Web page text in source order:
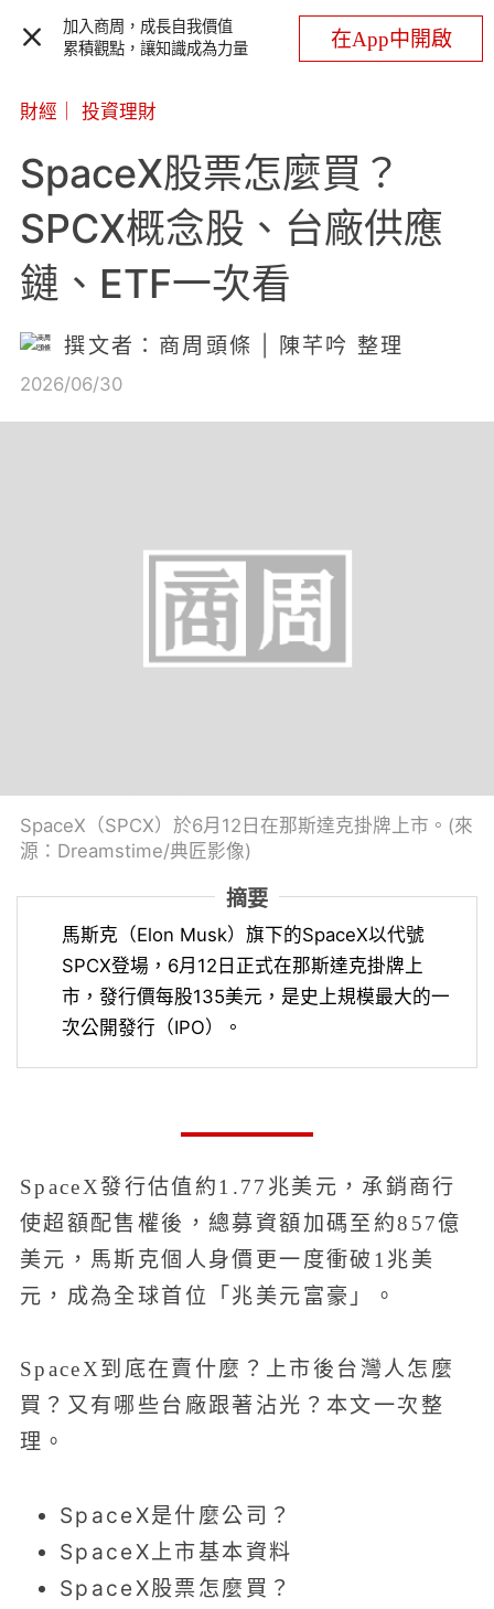
加入商周，成長自我價值
累積觀點，讓知識成為力量
在App中開啟
財經 投資理財
SpaceX股票怎麼買？
SPCX概念股、台廠供應
鏈、ETF一次看
撰文者：商周頭條 | 陳芊吟 整理
2026/06/30
SpaceX（SPCX）於6月12日在那斯達克掛牌上市。(來
源：Dreamstime/典匠影像)
摘要
馬斯克（Elon Musk）旗下的SpaceX以代號
SPCX登場，6月12日正式在那斯達克掛牌上
市，發行價每股135美元，是史上規模最大的一
次公開發行（IPO）。
SpaceX發行估值約1.77兆美元，承銷商行
使超額配售權後，總募資額加碼至約857億
美元，馬斯克個人身價更一度衝破1兆美
元，成為全球首位「兆美元富豪」。
SpaceX到底在賣什麼？上市後台灣人怎麼
買？又有哪些台廠跟著沾光？本文一次整
理。
SpaceX是什麼公司？
SpaceX上市基本資料
SpaceX股票怎麼買？